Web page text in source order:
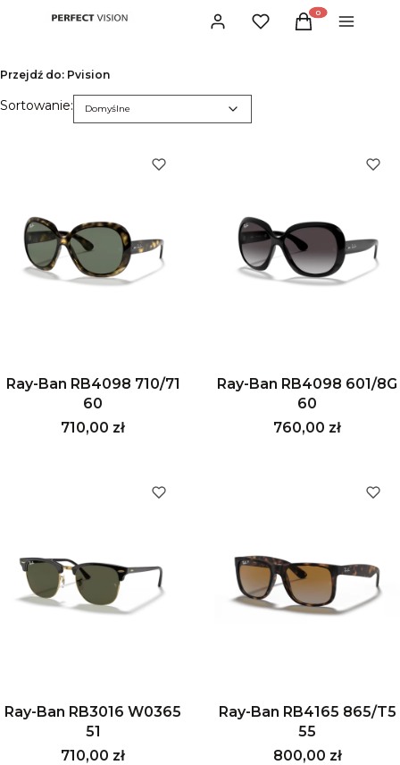
Zaloguj sięUlubione Produkty w
Koszyk Menu
Przejdź do: Pvision
Lista produktów
Sortowanie: Domyślne
Domyślne
Ray-Ban RB4098 710/71
60
Cena
710,00 zł
Ray-Ban RB4098 601/8G
60
Cena
760,00 zł
Ray-Ban RB3016 W0365
51
Cena
710,00 zł
Ray-Ban RB4165 865/T5
55
Cena
800,00 zł